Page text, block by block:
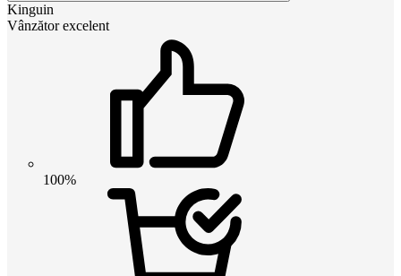
Kinguin
Vânzător excelent
100%